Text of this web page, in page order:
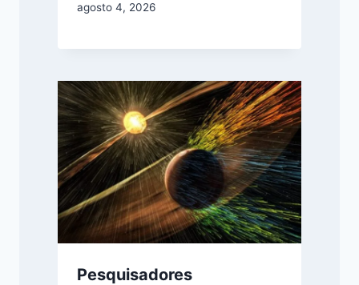
agosto 4, 2026
Pesquisadores